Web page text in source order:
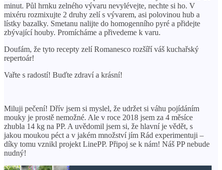
minut. Půl hrnku zelného vývaru nevylévejte, nechte si ho. V
mixéru rozmixujte 2 druhy zelí s vývarem, asi polovinou hub a
lístky bazalky. Smetanu nalijte do homogenního pyré a přidejte
zbývající houby. Promícháme a přivedeme k varu.
Doufám, že tyto recepty zelí Romanesco rozšíří váš kuchařský
repertoár!
Vařte s radostí! Buďte zdraví a krásní!
Miluji pečení! Dřív jsem si myslel, že udržet si váhu pojídáním
mouky je prostě nemožné. Ale v roce 2018 jsem za 4 měsíce
zhubla 14 kg na PP. A uvědomil jsem si, že hlavní je vědět, s
jakou moukou péct a v jakém množství jím Rád experimentuji –
díky tomu vznikl projekt LinePP. Připoj se k nám! Náš PP nebude
nudný!